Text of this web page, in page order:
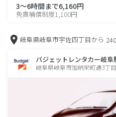
3～6時間まで6,160円
免責補償制度1,100円
岐阜県岐阜市宇佐四丁目から
バジェットレンタカー岐阜
岐阜県岐阜市加納栄町通3丁